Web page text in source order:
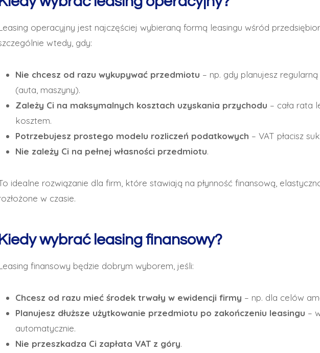
operacyjny jest najczęściej wybieraną formą leasingu wśród
wtedy, gdy:
Nie chcesz od razu wykupywać przedmiotu – np. gdy planujesz
(auta, maszyny).
Zależy Ci na maksymalnych kosztach uzyskania przychodu – cała rata
kosztem.
Potrzebujesz prostego modelu rozliczeń podatkowych – VAT płacisz
Nie zależy Ci na pełnej własności przedmiotu.
idealne rozwiązanie dla firm, które stawiają na płynność finansową,
w czasie.
Kiedy wybrać leasing finansowy?
finansowy będzie dobrym wyborem, jeśli:
Chcesz od razu mieć środek trwały w ewidencji firmy – np. dla celów
Planujesz dłuższe użytkowanie przedmiotu po zakończeniu leasingu –
automatycznie.
Nie przeszkadza Ci zapłata VAT z góry.